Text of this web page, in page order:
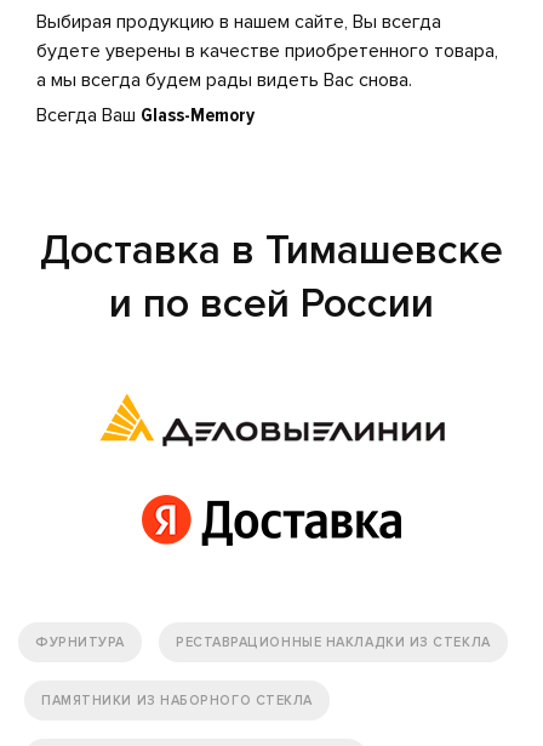
Выбирая продукцию в нашем сайте, Вы всегда
будете уверены в качестве приобретенного товара,
а мы всегда будем рады видеть Вас снова.
Всегда Ваш Glass-Memory
Доставка в Тимашевске
и по всей России
ФУРНИТУРА РЕСТАВРАЦИОННЫЕ НАКЛАДКИ ИЗ СТЕКЛА
ПАМЯТНИКИ ИЗ НАБОРНОГО СТЕКЛА